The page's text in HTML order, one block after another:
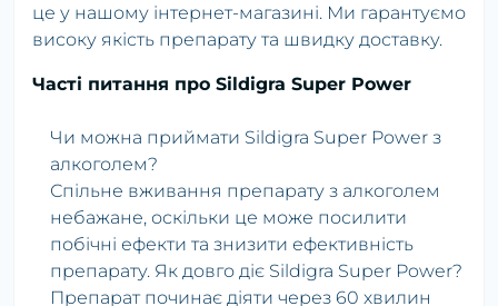
це у нашому інтернет-магазині. Ми гарантуємо
високу якість препарату та швидку доставку.
Часті питання про Sildigra Super Power
Чи можна приймати Sildigra Super Power з
алкоголем?
Спільне вживання препарату з алкоголем
небажане, оскільки це може посилити
побічні ефекти та знизити ефективність
препарату. Як довго діє Sildigra Super Power?
Препарат починає діяти через 60 хвилин